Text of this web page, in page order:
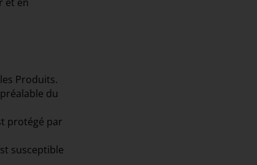
Produits.
du
protégé par
susceptible